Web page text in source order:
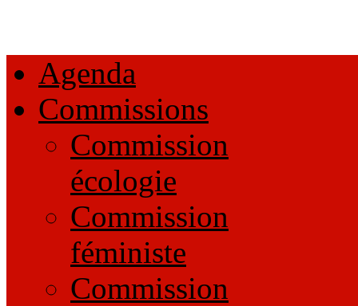
Agenda
Commissions
Commission
écologie
Commission
féministe
Commission